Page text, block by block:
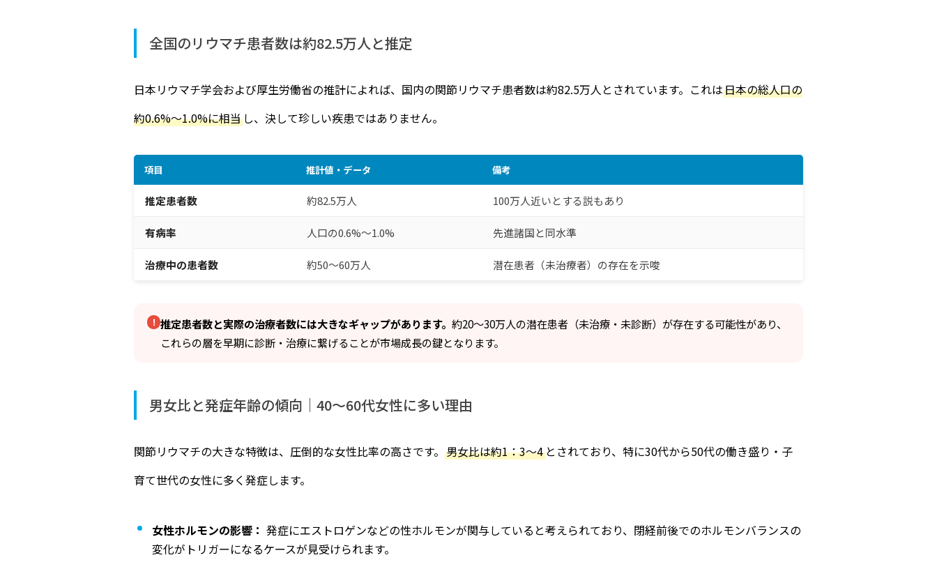
全国のリウマチ患者数は約82.5万人と推定
日本リウマチ学会および厚生労働省の推計によれば、国内の関節リウマチ患者数は約82.5万人とされています。これは日本の総人口の
約0.6%〜1.0%に相当 し、決して珍しい疾患ではありません。
項目 推計値・データ 備考
推定患者数 約82.5万人 100万人近いとする説もあり
有病率 人口の0.6%〜1.0% 先進諸国と同水準
治療中の患者数 約50〜60万人 潜在患者（未治療者）の存在を示唆
推定患者数と実際の治療者数には大きなギャップがあります。約20〜30万人の潜在患者（未治療・未診断）が存在する可能性があり、
これらの層を早期に診断・治療に繋げることが市場成長の鍵となります。
男女比と発症年齢の傾向｜40〜60代女性に多い理由
関節リウマチの大きな特徴は、圧倒的な女性比率の高さです。 男女比は約1：3〜4とされており、特に30代から50代の働き盛り・子
育て世代の女性に多く発症します。
女性ホルモンの影響： 発症にエストロゲンなどの性ホルモンが関与していると考えられており、閉経前後でのホルモンバランスの
変化がトリガーになるケースが見受けられます。